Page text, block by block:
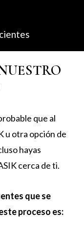
que al
u otra opción de
hayas
cerca de ti.
que se
proceso es: